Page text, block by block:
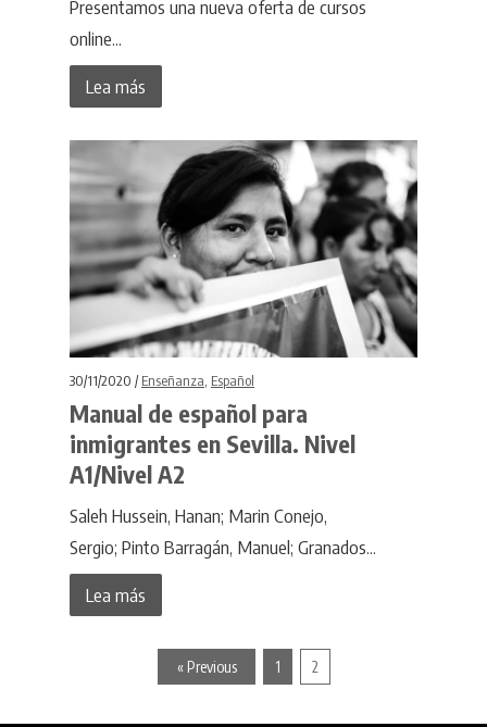
Presentamos una nueva oferta de cursos
online...
Lea más
30/11/2020 /Enseñanza, Español
Manual de español para
inmigrantes en Sevilla. Nivel
A1/Nivel A2
Saleh Hussein, Hanan; Marin Conejo,
Sergio; Pinto Barragán, Manuel; Granados...
Lea más
« Previous 1 2